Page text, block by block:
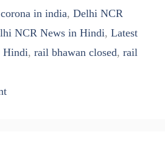
corona in india, Delhi NCR
NCR News in Hindi, Latest
Hindi, rail bhawan closed, rail